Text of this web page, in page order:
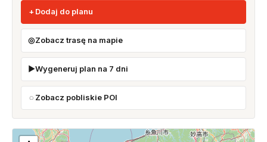
Dodaj do planu
Zobacz trasę na mapie
Wygeneruj plan na 7 dni
Zobacz pobliskie POI